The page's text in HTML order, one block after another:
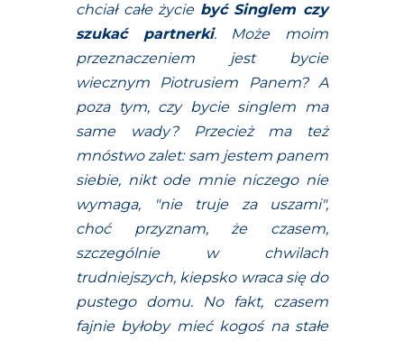
chciał całe życie być Singlem czy
szukać partnerki. Może moim
przeznaczeniem jest bycie
wiecznym Piotrusiem Panem? A
poza tym, czy bycie singlem ma
same wady? Przecież ma też
mnóstwo zalet: sam jestem panem
siebie, nikt ode mnie niczego nie
wymaga, "nie truje za uszami",
choć przyznam, że czasem,
szczególnie w chwilach
trudniejszych, kiepsko wraca się do
pustego domu. No fakt, czasem
fajnie byłoby mieć kogoś na stałe